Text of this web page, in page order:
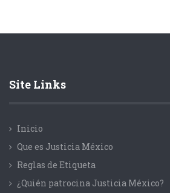
Site Links
Inicio
Que es Justicia México
Reglas de Etiqueta
¿Quién patrocina Justicia México?